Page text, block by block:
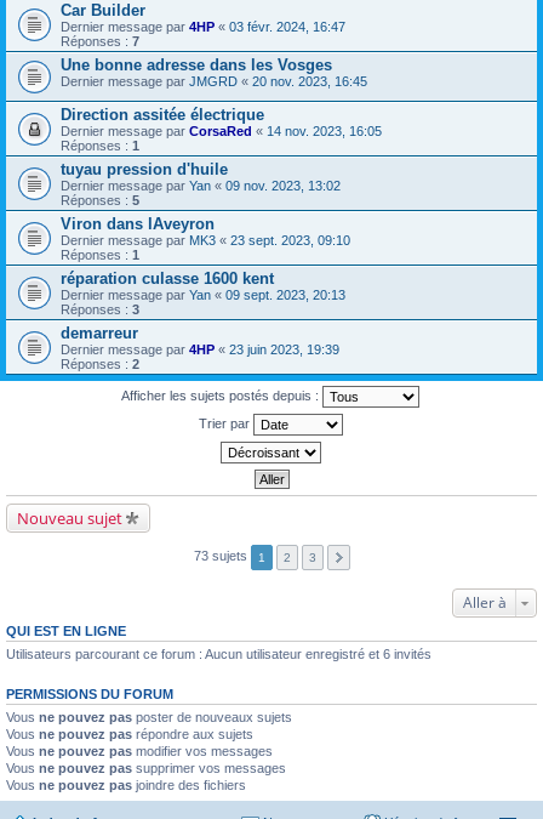
Car Builder
Dernier message par 4HP « 03 févr. 2024, 16:47
Réponses : 7
Une bonne adresse dans les Vosges
Dernier message par JMGRD « 20 nov. 2023, 16:45
Direction assitée électrique
Dernier message par CorsaRed « 14 nov. 2023, 16:05
Réponses : 1
tuyau pression d'huile
Dernier message par Yan « 09 nov. 2023, 13:02
Réponses : 5
Viron dans lAveyron
Dernier message par MK3 « 23 sept. 2023, 09:10
Réponses : 1
réparation culasse 1600 kent
Dernier message par Yan « 09 sept. 2023, 20:13
Réponses : 3
demarreur
Dernier message par 4HP « 23 juin 2023, 19:39
Réponses : 2
Afficher les sujets postés depuis :
Trier par
Nouveau sujet
73 sujets 1 2 3
Aller à
QUI EST EN LIGNE
Utilisateurs parcourant ce forum : Aucun utilisateur enregistré et 6 invités
PERMISSIONS DU FORUM
Vous ne pouvez pas poster de nouveaux sujets
Vous ne pouvez pas répondre aux sujets
Vous ne pouvez pas modifier vos messages
Vous ne pouvez pas supprimer vos messages
Vous ne pouvez pas joindre des fichiers